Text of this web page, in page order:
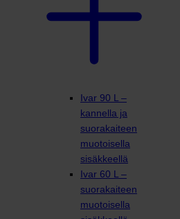
Ivar 90 L –
kannella ja
suorakaiteen
muotoisella
sisäkkeellä
Ivar 60 L –
suorakaiteen
muotoisella